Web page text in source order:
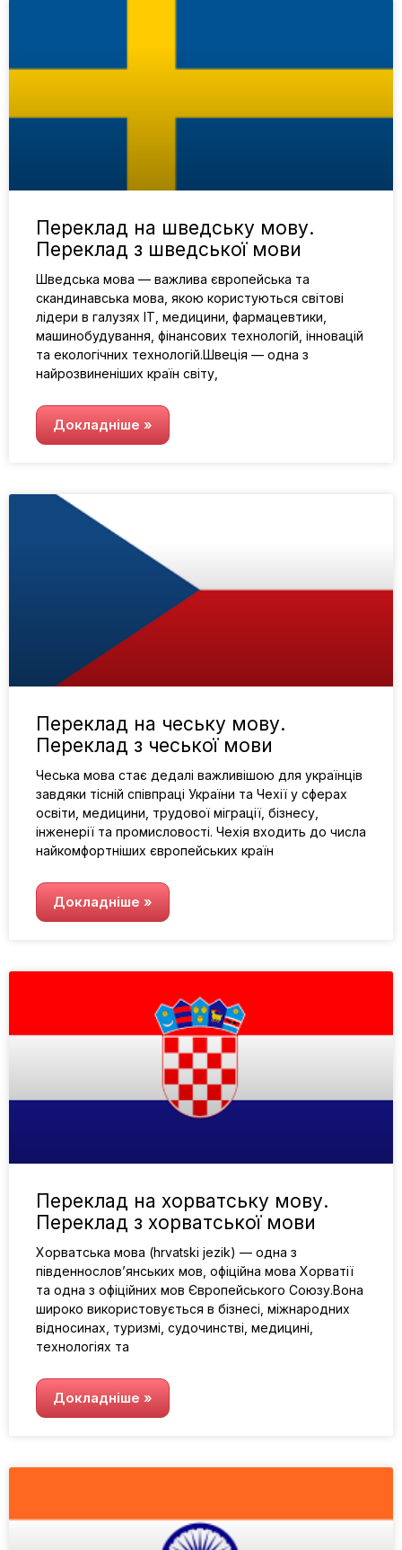
Переклад на шведську мову.
Переклад з шведської мови
Шведська мова — важлива європейська та
скандинавська мова, якою користуються світові
лідери в галузях IT, медицини, фармацевтики,
машинобудування, фінансових технологій, інновацій
та екологічних технологій.Швеція — одна з
найрозвиненіших країн світу,
Докладніше »
Переклад на чеську мову.
Переклад з чеської мови
Чеська мова стає дедалі важливішою для українців
завдяки тісній співпраці України та Чехії у сферах
освіти, медицини, трудової міграції, бізнесу,
інженерії та промисловості. Чехія входить до числа
найкомфортніших європейських країн
Докладніше »
Переклад на хорватську мову.
Переклад з хорватської мови
Хорватська мова (hrvatski jezik) — одна з
південнослов’янських мов, офіційна мова Хорватії
та одна з офіційних мов Європейського Союзу.Вона
широко використовується в бізнесі, міжнародних
відносинах, туризмі, судочинстві, медицині,
технологіях та
Докладніше »